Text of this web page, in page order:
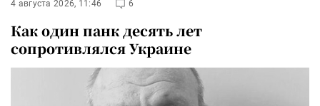
4 августа 2026, 11:46 6
Как один панк десять лет
сопротивлялся Украине